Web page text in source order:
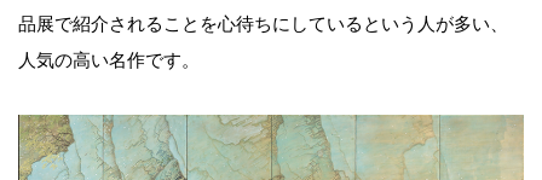
品展で紹介されることを心待ちにしているという人が多い、
人気の高い名作です。